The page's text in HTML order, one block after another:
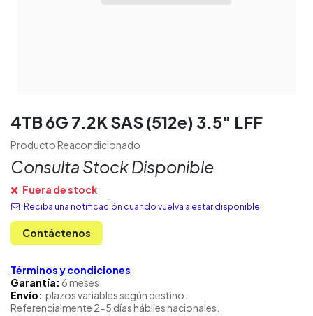
4TB 6G 7.2K SAS (512e) 3.5″ LFF
Producto Reacondicionado
Consulta Stock Disponible
Fuera de stock
Reciba una notificación cuando vuelva a estar disponible
Contáctenos
Términos y condiciones
Garantía: 6 meses
Envío: plazos variables según destino.
Referencialmente 2-5 días hábiles nacionales.